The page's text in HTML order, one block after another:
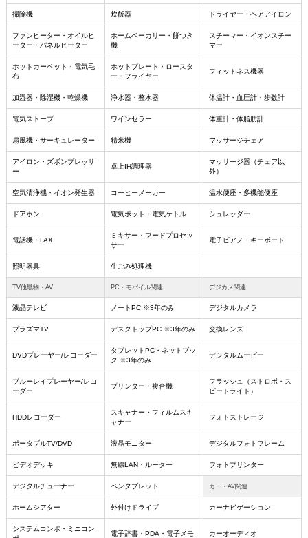
掃除機 炊飯器 ドライヤー・ヘアアイロン
ファンヒーター・オイルヒ
ーター・パネルヒーター
ホームベーカリー・餅つき
機
スチーマー・イオンスチー
マー
ホットカーペット・電気毛
布
ホットプレート・ロースタ
ー・フライヤー
フィットネス機器
加湿器・除湿機・乾燥機 浄水器・整水器 体温計・血圧計・歩数計
電気ストーブ ワインセラー 体重計・体脂肪計
扇風機・サーキュレーター 精米機 マッサージチェア
アイロン・ズボンプレッサ
ー
卓上IH調理器
マッサージ器（チェア以
外）
空気清浄機・イオン発生器 コーヒーメーカー 温水便座・多機能便座
ドアホン 電気ポット・電気ケトル シュレッダー
電話機・FAX
ミキサー・フードプロセッ
サー
電子ピアノ・キーボード
照明器具 生ごみ処理機
TV他黒物・AV PC・モバイル関連 デジカメ関連
液晶テレビ ノートPC ※3年のみ デジタルカメラ
プラズマTV デスクトップPC ※3年のみ 交換レンズ
DVDプレーヤー/レコーダー
タブレットPC・ネットブッ
ク ※3年のみ
デジタルムービー
ブルーレイプレーヤー/レコ
ーダー
プリンター・複合機
フラッシュ（ストロボ・ス
ピードライト）
HDDレコーダー
スキャナー・フィルムスキ
ャナー
フォトストレージ
ポータブルTV/DVD 液晶モニター デジタルフォトフレーム
ビデオデッキ 無線LAN・ルーター フォトプリンター
デジタルチューナー ペンタブレット カー・AV関連
ホームシアター 外付けドライブ カーナビゲーション
システムコンポ・ミニコン
電子辞書・PDA・電子メモ カーオーディオ